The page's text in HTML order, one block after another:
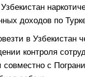
доходов по
в Узбекистан
контроля
совместно с